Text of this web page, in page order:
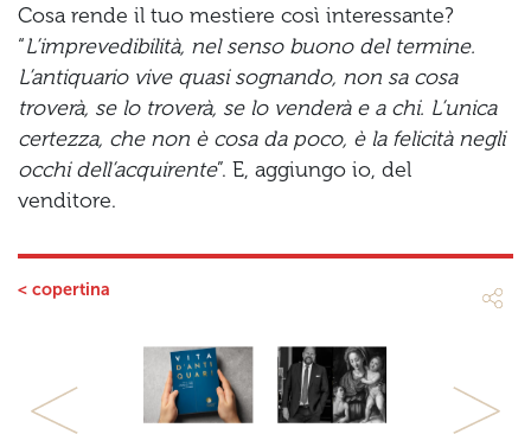
Cosa rende il tuo mestiere così interessante?
“L’imprevedibilità, nel senso buono del termine.
L’antiquario vive quasi sognando, non sa cosa
troverà, se lo troverà, se lo venderà e a chi. L’unica
certezza, che non è cosa da poco, è la felicità negli
occhi dell’acquirente”. E, aggiungo io, del
venditore.
< copertina
Previous Next